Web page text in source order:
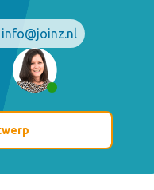
info@joinz.nl